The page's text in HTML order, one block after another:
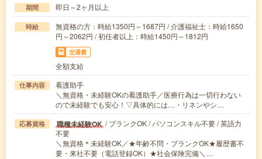
期間 即日～2ヶ月以上
時給
無資格の方：時給1350円～1687円 / 介護福祉士：時給1650
円～2062円 / 初任者以上：時給1450円～1812円
交通費
全額支給
仕事内容
看護助手
＼無資格・未経験OKの看護助手／医療行為は一切行わない
ので未経験でも安心！▽具体的には…・リネンやシ…
応募資格 職種未経験OK / ブランクOK / パソコンスキル不要 / 英語力
不要
＼無資格＊未経験OK／★年齢不問・ブランクOK★履歴書不
要・来社不要（電話登録OK）★社会保険完備＼…